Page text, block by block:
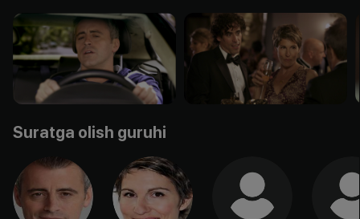
Suratga olish guruhi